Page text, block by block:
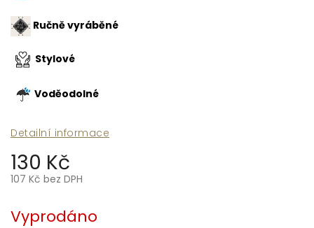
130 Kč
107 Kč bez DPH
cena:
Vyprodáno
Ručně vyráběné
Stylové
Voděodolné
Detailní informace